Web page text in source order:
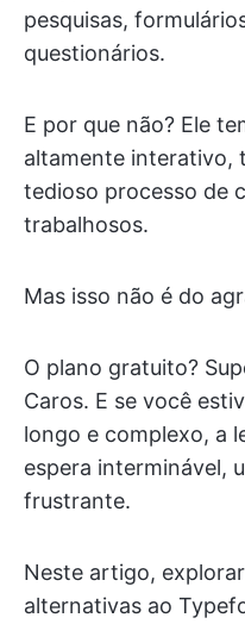
pesquisas,
questionários.
E por que não? Ele
altamente interativo,
tedioso processo de
trabalhosos.
Mas isso não é do
O plano gratuito?
Caros. E se você
longo e complexo, a
espera interminável,
frustrante.
Neste artigo,
alternativas ao